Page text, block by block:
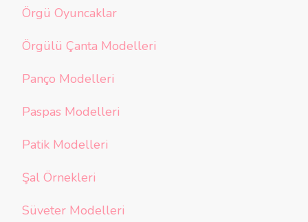
Örgü Oyuncaklar
Örgülü Çanta Modelleri
Panço Modelleri
Paspas Modelleri
Patik Modelleri
Şal Örnekleri
Süveter Modelleri